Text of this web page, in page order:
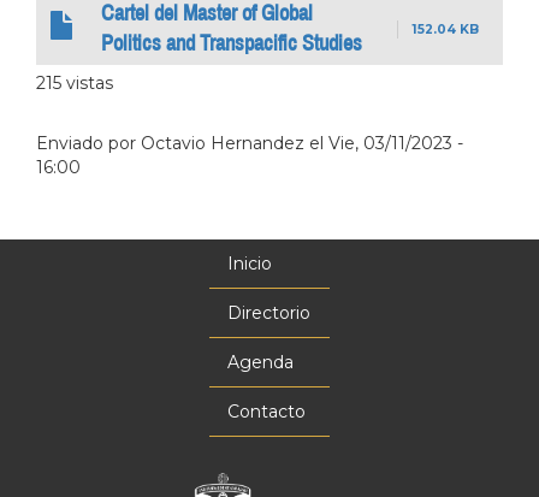
Cartel del Master of Global
Politics and Transpacific Studies
152.04 KB
215 vistas
Enviado por Octavio Hernandez el Vie, 03/11/2023 -
16:00
Inicio
Directorio
Agenda
Contacto